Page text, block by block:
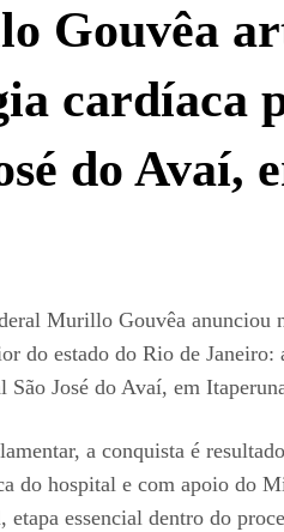
Gouvêa
cardíaca
do Avaí,
Murillo Gouvêa anunciou
do estado do Rio de
São José do Avaí, em
a conquista é
do hospital e com apoio do
etapa essencial dentro do